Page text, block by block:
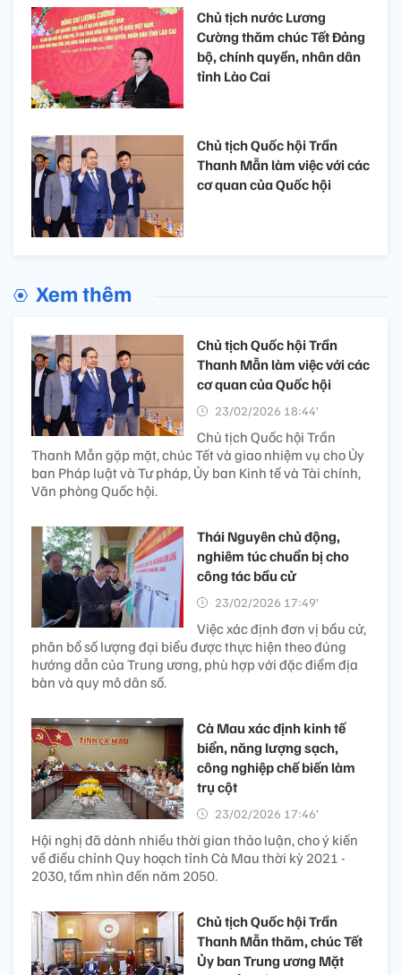
Chủ tịch nước Lương
Cường thăm chúc Tết Đảng
bộ, chính quyền, nhân dân
tỉnh Lào Cai
Chủ tịch Quốc hội Trần
Thanh Mẫn làm việc với các
cơ quan của Quốc hội
Xem thêm
Chủ tịch Quốc hội Trần
Thanh Mẫn làm việc với các
cơ quan của Quốc hội
23/02/2026 18:44’
Chủ tịch Quốc hội Trần
Thanh Mẫn gặp mặt, chúc Tết và giao nhiệm vụ cho Ủy
ban Pháp luật và Tư pháp, Ủy ban Kinh tế và Tài chính,
Văn phòng Quốc hội.
Thái Nguyên chủ động,
nghiêm túc chuẩn bị cho
công tác bầu cử
23/02/2026 17:49’
Việc xác định đơn vị bầu cử,
phân bổ số lượng đại biểu được thực hiện theo đúng
hướng dẫn của Trung ương, phù hợp với đặc điểm địa
bàn và quy mô dân số.
Cà Mau xác định kinh tế
biển, năng lượng sạch,
công nghiệp chế biến làm
trụ cột
23/02/2026 17:46’
Hội nghị đã dành nhiều thời gian thảo luận, cho ý kiến
về điều chỉnh Quy hoạch tỉnh Cà Mau thời kỳ 2021 -
2030, tầm nhìn đến năm 2050.
Chủ tịch Quốc hội Trần
Thanh Mẫn thăm, chúc Tết
Ủy ban Trung ương Mặt